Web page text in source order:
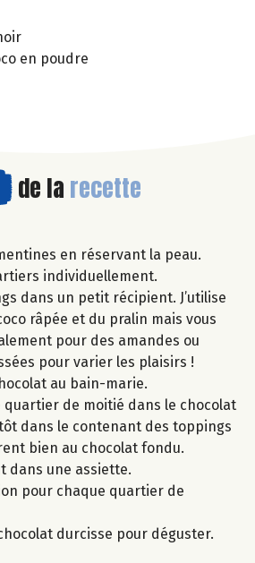
en poudre
de la recette
en réservant la peau.
individuellement.
dans un petit récipient. J’utilise
râpée et du pralin mais vous
pour des amandes ou
pour varier les plaisirs !
au bain-marie.
quartier de moitié dans le chocolat
dans le contenant des toppings
bien au chocolat fondu.
dans une assiette.
pour chaque quartier de
durcisse pour déguster.